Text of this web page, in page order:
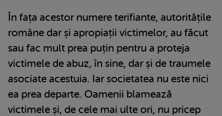
În fața acestor numere terifiante, autoritățile
române dar și apropiații victimelor, au făcut
sau fac mult prea puțin pentru a proteja
victimele de abuz, în sine, dar și de traumele
asociate acestuia. Iar societatea nu este nici
ea prea departe. Oamenii blamează
victimele și, de cele mai ulte ori, nu pricep